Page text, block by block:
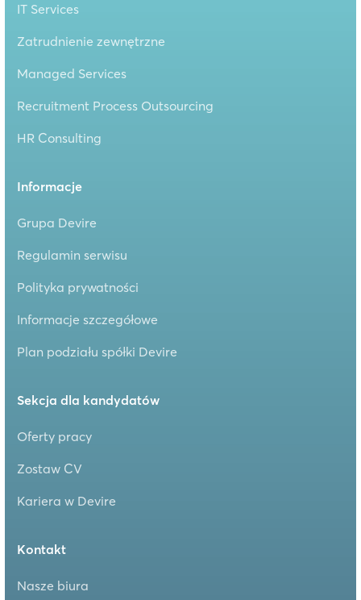
IT Services
Zatrudnienie zewnętrzne
Managed Services
Recruitment Process Outsourcing
HR Consulting
Informacje
Grupa Devire
Regulamin serwisu
Polityka prywatności
Informacje szczegółowe
Plan podziału spółki Devire
Sekcja dla kandydatów
Oferty pracy
Zostaw CV
Kariera w Devire
Kontakt
Nasze biura